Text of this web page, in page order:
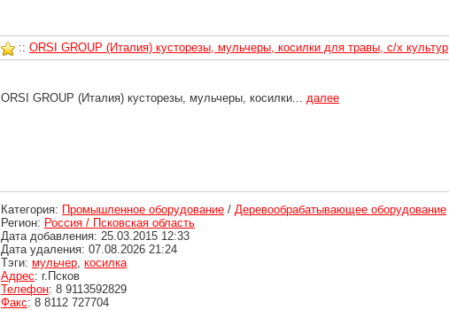
:: ORSI GROUP (Италия) кусторезы, мульчеры, косилки для травы, с/х культур
ORSI GROUP (Италия) кусторезы, мульчеры, косилки... далее
Категория: Промышленное оборудование / Деревообрабатывающее оборудование
Регион: Россия / Псковская область
Дата добавления: 25.03.2015 12:33
Дата удаления: 07.08.2026 21:24
Тэги: мульчер косилка
Адрес: г.Псков
Телефон: 8 9113592829
Факс: 8 8112 727704